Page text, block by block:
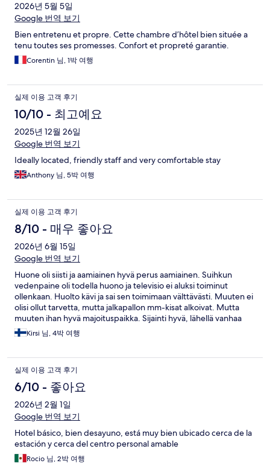
2026년 5월 5일
Google 번역 보기
Bien entretenu et propre. Cette chambre d’hôtel bien située a
tenu toutes ses promesses. Confort et propreté garantie.
Corentin 님, 1박 여행
실제 이용 고객 후기
10/10 - 최고예요
2025년 12월 26일
Google 번역 보기
Ideally located, friendly staff and very comfortable stay
Anthony 님, 5박 여행
실제 이용 고객 후기
8/10 - 매우 좋아요
2026년 6월 15일
Google 번역 보기
Huone oli siisti ja aamiainen hyvä perus aamiainen. Suihkun
vedenpaine oli todella huono ja televisio ei aluksi toiminut
ollenkaan. Huolto kävi ja sai sen toimimaan välttävästi. Muuten ei
olisi ollut tarvetta, mutta jalkapallon mm-kisat alkoivat. Mutta
muuten ihan hyvä majoituspaikka. Sijainti hyvä, lähellä vanhaa
kaupunkia.
Kirsi 님, 4박 여행
실제 이용 고객 후기
6/10 - 좋아요
2026년 2월 1일
Google 번역 보기
Hotel básico, bien desayuno, está muy bien ubicado cerca de la
estación y cerca del centro personal amable
Rocio 님, 2박 여행